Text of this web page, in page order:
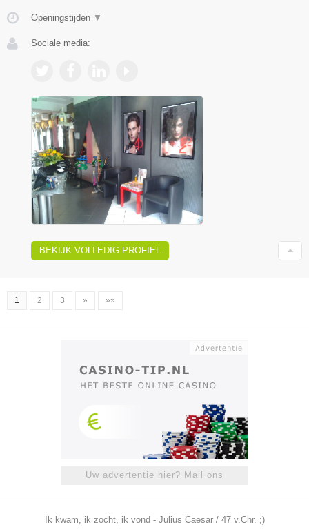
Openingstijden ▼
Sociale media:
BEKIJK VOLLEDIG PROFIEL
1 2 3 » »»
Uw advertentie hier? Mail ons
Ik kwam, ik zocht, ik vond - Julius Caesar / 47 v.Chr. ;)